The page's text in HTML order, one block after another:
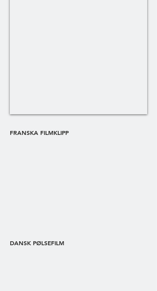
FRANSKA FILMKLIPP
DANSK PØLSEFILM